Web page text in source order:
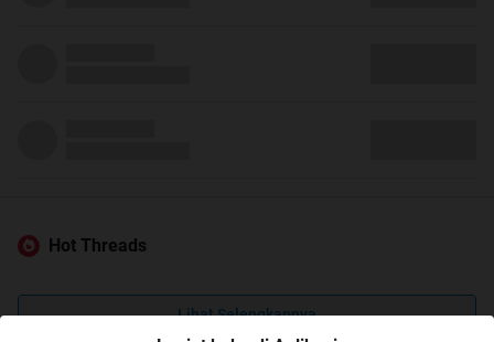
Hot Threads
Lihat Selengkapnya